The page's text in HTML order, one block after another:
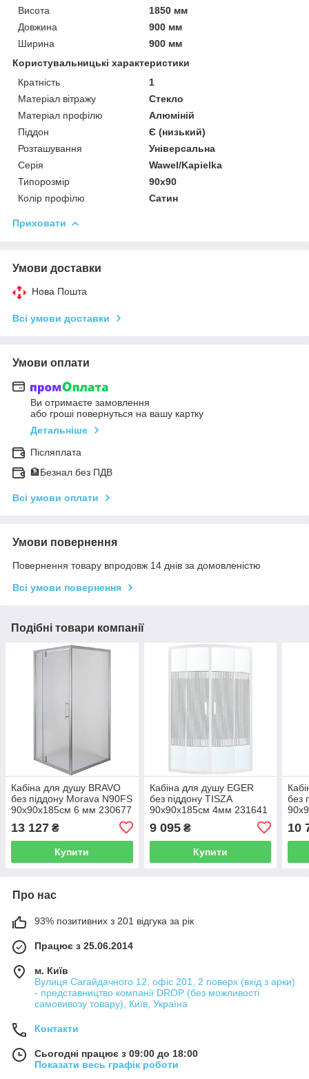
Висота
1850 мм
Довжина
900 мм
Ширина
900 мм
Користувальницькі характеристики
Кратність
1
Матеріал вітражу
Стекло
Матеріал профілю
Алюміній
Піддон
Є (низький)
Розташування
Універсальна
Серія
Wawel/Kapielka
Типорозмір
90x90
Колір профілю
Сатин
Приховати
Умови доставки
Нова Пошта
Всі умови доставки
Умови оплати
Ви отримаєте замовлення
або гроші повернуться на вашу картку
Детальніше
Післяплата
🏦Безнал без ПДВ
Всі умови оплати
Умови повернення
Повернення товару впродовж 14 днів за домовленістю
Всі умови повернення
Подібні товари компанії
Кабіна для душу BRAVO
без піддону Morava N90FS
90x90x185см 6 мм 230677
13 127 ₴
Купити
Кабіна для душу EGER
без піддону TISZA
90x90x185см 4мм 231641
9 095₴
Купити
без
10
Про нас
93% позитивних з 201 відгука за рік
Працює з 25.06.2014
м. Київ
Вулиця Сагайдачного 12, офіс 201, 2 поверх (вхід з арки)
- представництво компанії DROP (без можливості
самовивозу товару), Київ, Україна
Контакти
Сьогодні працює з 09:00 до 18:00
Показати весь графік роботи